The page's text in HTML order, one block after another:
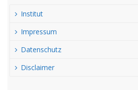
Institut
Impressum
Datenschutz
Disclaimer